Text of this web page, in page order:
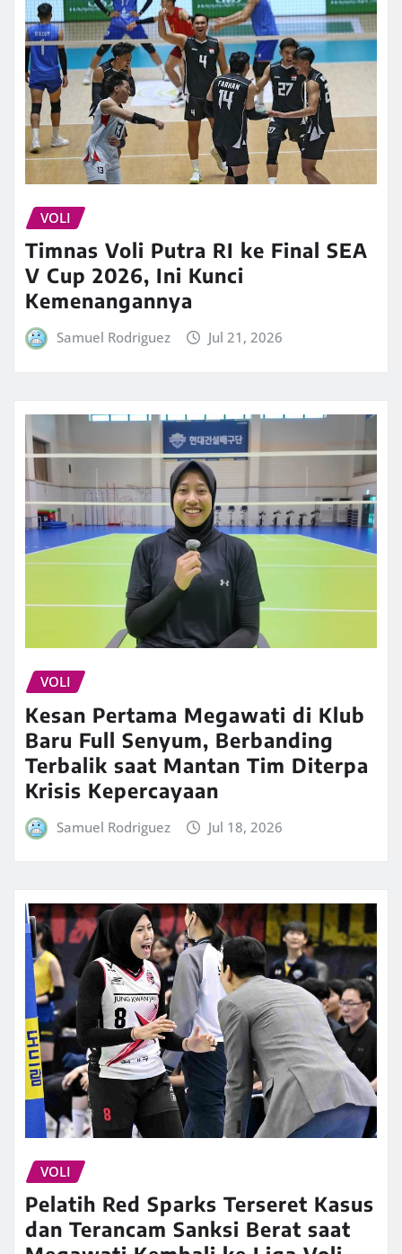
VOLI
Timnas Voli Putra RI ke Final SEA
V Cup 2026, Ini Kunci
Kemenangannya
Samuel Rodriguez Jul 21, 2026
VOLI
Kesan Pertama Megawati di Klub
Baru Full Senyum, Berbanding
Terbalik saat Mantan Tim Diterpa
Krisis Kepercayaan
Samuel Rodriguez Jul 18, 2026
VOLI
Pelatih Red Sparks Terseret Kasus
dan Terancam Sanksi Berat saat